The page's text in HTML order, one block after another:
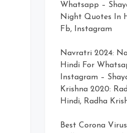
Whatsapp –
Night Quotes In
Fb, Instagram
Navratri 2024:
Hindi For
Instagram –
Krishna 2020:
Hindi, Radha
Best Corona